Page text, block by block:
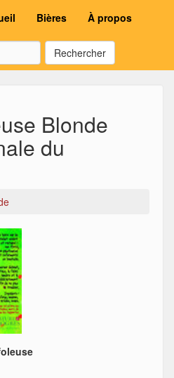
Bières À propos
Rechercher
Blonde
du